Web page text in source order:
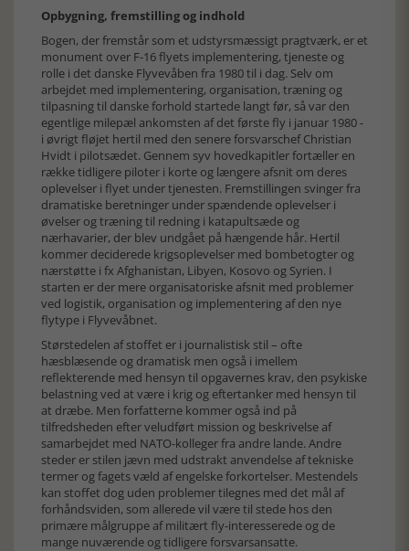
Opbygning, fremstilling og indhold
Bogen, der fremstår som et udstyrsmæssigt pragtværk, er et
monument over F-16 flyets implementering, tjeneste og
rolle i det danske Flyvevåben fra 1980 til i dag. Selv om
arbejdet med implementering, organisation, træning og
tilpasning til danske forhold startede langt før, så var den
egentlige milepæl ankomsten af det første fly i januar 1980 -
i øvrigt fløjet hertil med den senere forsvarschef Christian
Hvidt i pilotsædet. Gennem syv hovedkapitler fortæller en
række tidligere piloter i korte og længere afsnit om deres
oplevelser i flyet under tjenesten. Fremstillingen svinger fra
dramatiske beretninger under spændende oplevelser i
øvelser og træning til redning i katapultsæde og
nærhavarier, der blev undgået på hængende hår. Hertil
kommer deciderede krigsoplevelser med bombetogter og
nærstøtte i fx Afghanistan, Libyen, Kosovo og Syrien. I
starten er der mere organisatoriske afsnit med problemer
ved logistik, organisation og implementering af den nye
flytype i Flyvevåbnet.
Størstedelen af stoffet er i journalistisk stil – ofte
hæsblæsende og dramatisk men også i imellem
reflekterende med hensyn til opgavernes krav, den psykiske
belastning ved at være i krig og eftertanker med hensyn til
at dræbe. Men forfatterne kommer også ind på
tilfredsheden efter veludført mission og beskrivelse af
samarbejdet med NATO-kolleger fra andre lande. Andre
steder er stilen jævn med udstrakt anvendelse af tekniske
termer og fagets væld af engelske forkortelser. Mestendels
kan stoffet dog uden problemer tilegnes med det mål af
forhåndsviden, som allerede vil være til stede hos den
primære målgruppe af militært fly-interesserede og de
mange nuværende og tidligere forsvarsansatte.